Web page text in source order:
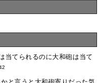
当てられるのに大和砲は当て